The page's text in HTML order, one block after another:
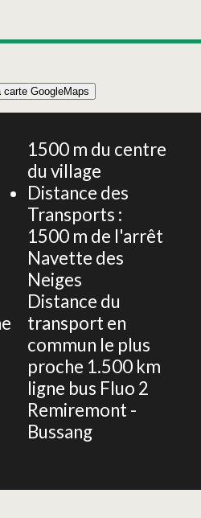
5 PERSONNES
carte GoogleMaps
1500 m du centre
du village
Distance des
Transports :
1500 m de l'arrêt
Navette des
Neiges
Distance du
transport en
commun le plus
proche 1.500 km
ligne bus Fluo 2
Remiremont -
Bussang